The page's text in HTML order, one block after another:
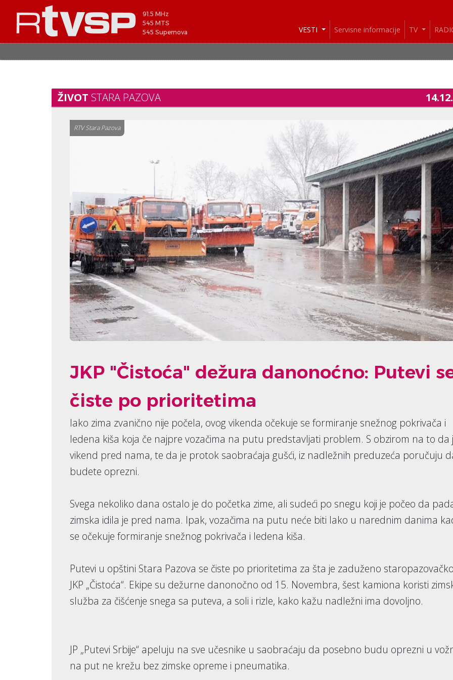
91.5 MHz
545 MTS
545 Supernova
VESTI Servisne informacije TV
ŽIVOT STARA PAZOVA
RTV Stara Pazova
JKP "Čistoća" dežura danonoćno: Putevi
čiste po prioritetima
Iako zima zvanično nije počela, ovog vikenda očekuje se formiranje snežnog pokrivača i
ledena kiša koja če najpre vozačima na putu predstavljati problem. S obzirom na to da
vikend pred nama, te da je protok saobraćaja gušći, iz nadležnih preduzeća poručuju
budete oprezni.
Svega nekoliko dana ostalo je do početka zime, ali sudeći po snegu koji je počeo da
zimska idila je pred nama. Ipak, vozačima na putu neće biti lako u narednim danima
se očekuje formiranje snežnog pokrivača i ledena kiša.
Putevi u opštini Stara Pazova se čiste po prioritetima za šta je zaduženo
JKP „Čistoća“. Ekipe su dežurne danonočno od 15. Novembra, šest kamiona koristi
služba za čišćenje snega sa puteva, a soli i rizle, kako kažu nadležni ima dovoljno.
JP „Putevi Srbije“ apeluju na sve učesnike u saobraćaju da posebno budu oprezni u
na put ne krežu bez zimske opreme i pneumatika.